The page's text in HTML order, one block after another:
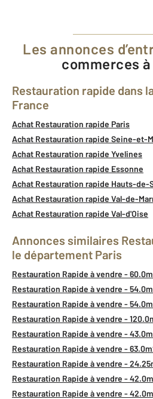
Les annonces
commerces
Restauration rapide dans la région Ile-De-
France
Achat Restauration rapide Paris
Achat Restauration rapide Seine-et-
Achat Restauration rapide Yvelines
Achat Restauration rapide Essonne
Achat Restauration rapide Hauts-de-
Achat Restauration rapide Val-de-
Achat Restauration rapide Val-d'Oise
Annonces similaires Restauration Rapide dans
le département Paris
Restauration Rapide à vendre -
Restauration Rapide à vendre -
Restauration Rapide à vendre -
Restauration Rapide à vendre -
Restauration Rapide à vendre -
Restauration Rapide à vendre -
Restauration Rapide à vendre -
Restauration Rapide à vendre -
Restauration Rapide à vendre -